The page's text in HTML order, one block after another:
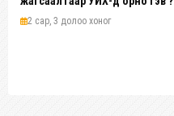
2 сар, 3 долоо хоног